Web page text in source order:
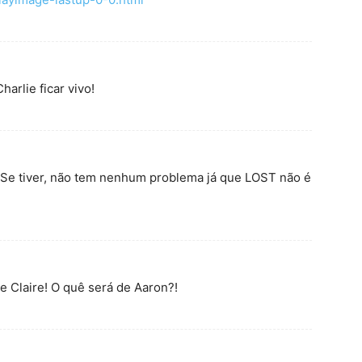
ficar vivo!
tiver, não tem nenhum problema já que LOST não é
Claire! O quê será de Aaron?!